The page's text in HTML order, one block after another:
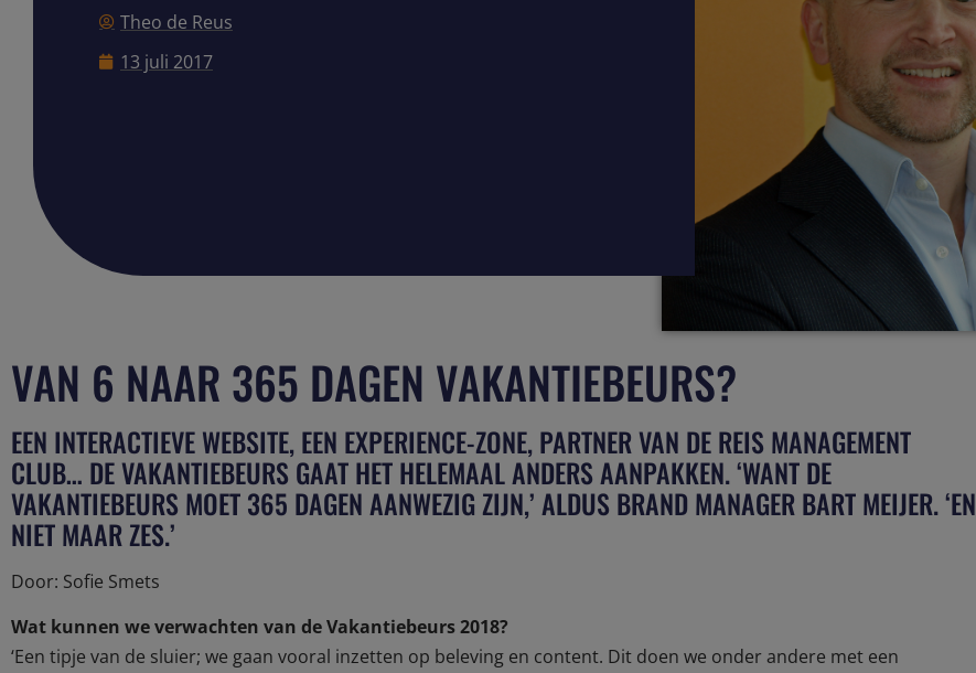
Theo de Reus
13 juli 2017
VAN 6 NAAR 365 DAGEN VAKANTIEBEURS?
EEN INTERACTIEVE WEBSITE, EEN EXPERIENCE-ZONE, PARTNER VAN DE REIS MANAGEMENT
CLUB… DE VAKANTIEBEURS GAAT HET HELEMAAL ANDERS AANPAKKEN. ‘WANT DE
VAKANTIEBEURS MOET 365 DAGEN AANWEZIG ZIJN,’ ALDUS BRAND MANAGER BART MEIJER. ‘EN
NIET MAAR ZES.’
Door: Sofie Smets
Wat kunnen we verwachten van de Vakantiebeurs 2018?
‘Een tipje van de sluier; we gaan vooral inzetten op beleving en content. Dit doen we onder andere met een